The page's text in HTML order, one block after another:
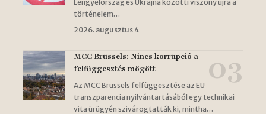
Lengyelország és Ukrajna közötti viszony újra a
történelem…
2026. augusztus 4
MCC Brussels: Nincs korrupció a
felfüggesztés mögött
Az MCC Brussels felfüggesztése az EU
transzparencia nyilvántartásából egy technikai
vita ürügyén szivárogtatták ki, mintha…